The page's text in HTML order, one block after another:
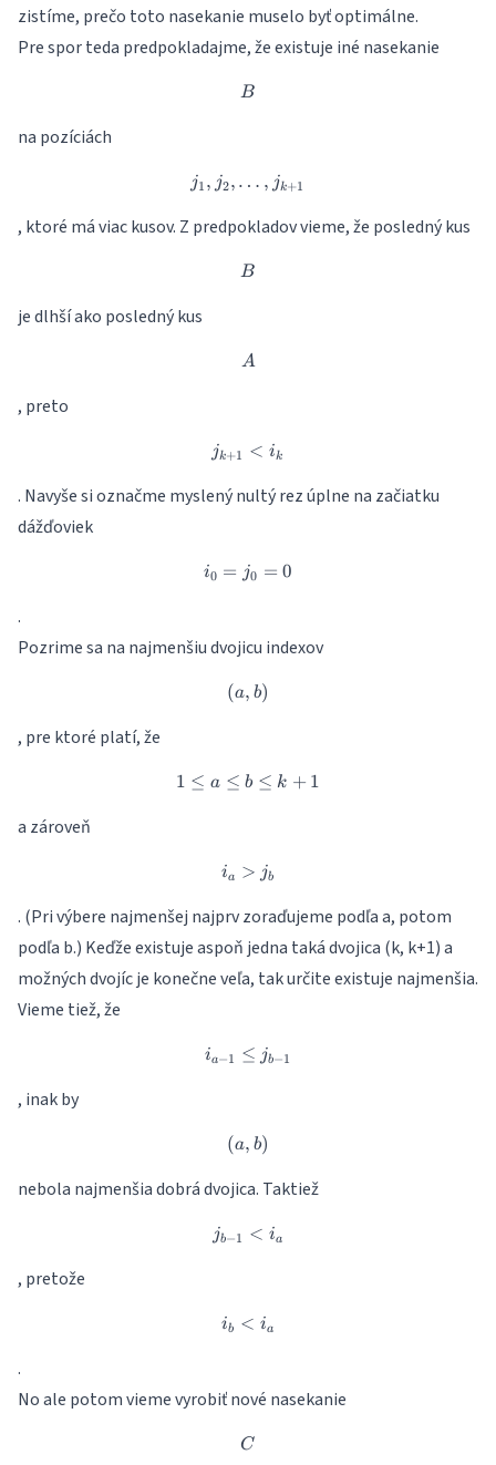
zistíme, prečo toto nasekanie muselo byť optimálne.
Pre spor teda predpokladajme, že existuje iné nasekanie
B
B
na pozíciách
j_1, j_2,\dots ,j_{k+1}
j1 , j2, … , jk+1
, ktoré má viac kusov. Z predpokladov vieme, že posledný kus
B
B
je dlhší ako posledný kus
A
A
, preto
j_{k+1} < i_{k}
jk+1 < ik
. Navyše si označme myslený nultý rez úplne na začiatku
dážďoviek
i_0 = j_0 = 0
i0 = j0 = 0
.
Pozrime sa na najmenšiu dvojicu indexov
(a,b)
(a, b)
, pre ktoré platí, že
1\leq a \le b \leq k+1
1 ≤ a ≤ b ≤ k + 1
a zároveň
i_a > j_b
ia > jb
. (Pri výbere najmenšej najprv zoraďujeme podľa a, potom
podľa b.) Keďže existuje aspoň jedna taká dvojica (k, k+1) a
možných dvojíc je konečne veľa, tak určite existuje najmenšia.
Vieme tiež, že
i_{a-1}\leq j_{b-1}
ia−1 ≤ jb−1
, inak by
(a,b)
(a, b)
nebola najmenšia dobrá dvojica. Taktiež
j_{b-1} < i_a
jb−1 < ia
, pretože
i_b < i_a
ib < ia
.
No ale potom vieme vyrobiť nové nasekanie
C
C